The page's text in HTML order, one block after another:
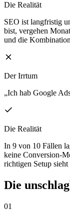
Die Realität
SEO ist langfristig
bist, vergehen
und die
Der Irrtum
„Ich hab Google
Die Realität
In 9 von 10 Fällen
keine Conversion-
richtigen Setup sieht
Die
01